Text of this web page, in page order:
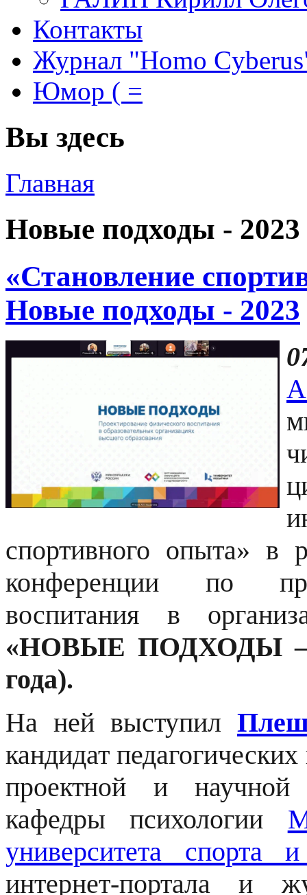
Контакты
Журнал "Homo
Юмор ( =
Вы здесь
Главная
Новые подходы - 2023
«Становление
Новые подходы - 2023
спортивного опыта» в
конференции по
воспитания в
«НОВЫЕ ПОДХОДЫ —
года).
На ней выступил
кандидат
проектной и научной
кафедры психологии
университета спорта
интернет-портала и